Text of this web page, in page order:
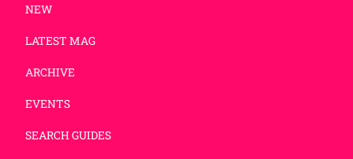
NEW
LATEST MAG
ARCHIVE
EVENTS
SEARCH GUIDES